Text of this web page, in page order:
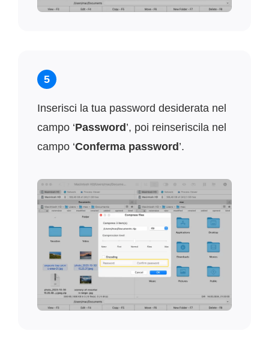
5
Inserisci la tua password desiderata nel
campo ‘Password’, poi reinseriscila nel
campo ‘Conferma password’.